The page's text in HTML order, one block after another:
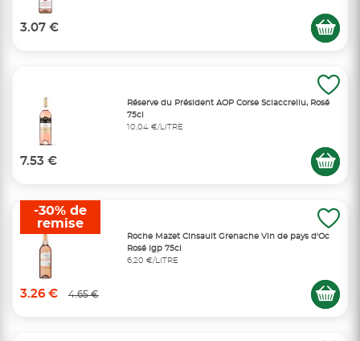
3.07 €
Réserve du Président AOP Corse Sciaccrellu, Rosé
75cl
10,04 €/LITRE
7.53 €
Roche Mazet Cinsault Grenache Vin de pays d'Oc
Rosé Igp 75cl
6,20 €/LITRE
3.26 € 4.65 €
-30% de
remise